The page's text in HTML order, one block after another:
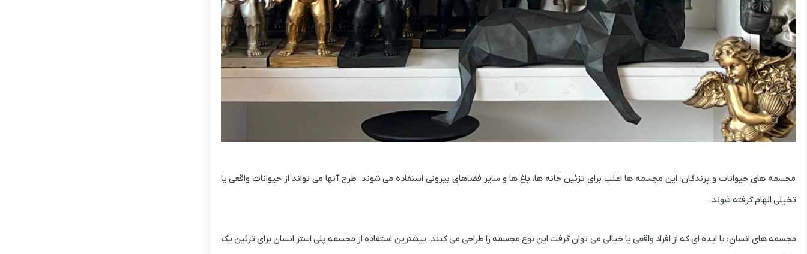
مجسمه های حیوانات و پرندگان: این مجسمه ها اغلب برای تزئین خانه ها، باغ ها و سایر فضاهای بیرونی استفاده می شوند. طرح آنها می تواند از حیوانات واقعی یا
تخیلی الهام گرفته شوند.
مجسمه های انسان: با ایده ای که از افراد واقعی یا خیالی می توان گرفت این نوع مجسمه را طراحی می کنند. بیشترین استفاده از مجسمه پلی استر انسان برای تزئین یک